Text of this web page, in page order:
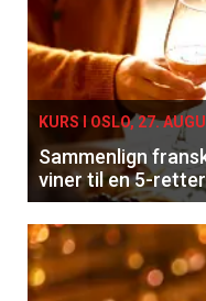
KURS I OSLO, 27.
Sammenlign
viner til en 5-